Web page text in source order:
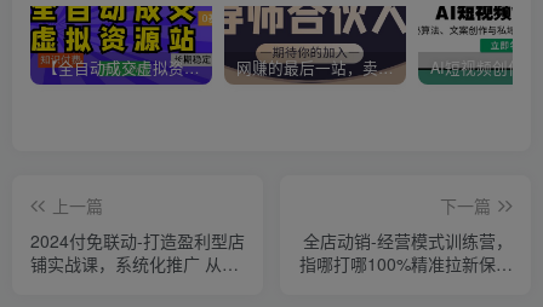
【全自动成交虚拟资源站】站长唯一陪跑项目！月入10W+~长期稳定~ 网赚的最后一站，卖项目！做网赚顶级猎食者~
上一篇
2024付免联动-打造盈利型店
铺实战课，系统化推广 从选
下一篇
全店动销-经营模式训练营，
指哪打哪100%精准拉新保姆